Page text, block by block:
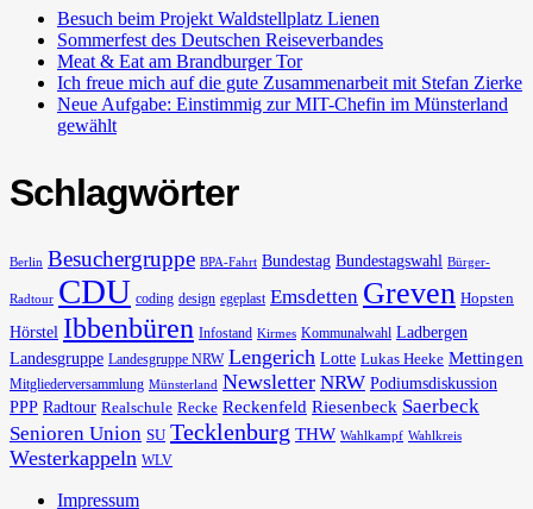
Besuch beim Projekt Waldstellplatz Lienen
Sommerfest des Deutschen Reiseverbandes
Meat & Eat am Brandburger Tor
Ich freue mich auf die gute Zusammenarbeit mit Stefan Zierke
Neue Aufgabe: Einstimmig zur MIT-Chefin im Münsterland
gewählt
Schlagwörter
Berlin Besuchergruppe BPA-Fahrt Bundestag Bundestagswahl Bürger-
Radtour CDU coding design egeplast Emsdetten Greven Hopsten
Hörstel Ibbenbüren Infostand Kirmes Kommunalwahl Ladbergen
Landesgruppe Landesgruppe NRW Lengerich Lotte Lukas Heeke Mettingen
Mitgliederversammlung Münsterland Newsletter NRW Podiumsdiskussion
PPP Radtour Realschule Recke Reckenfeld Riesenbeck Saerbeck
Senioren Union SU Tecklenburg THW Wahlkampf Wahlkreis
Westerkappeln WLV
Impressum